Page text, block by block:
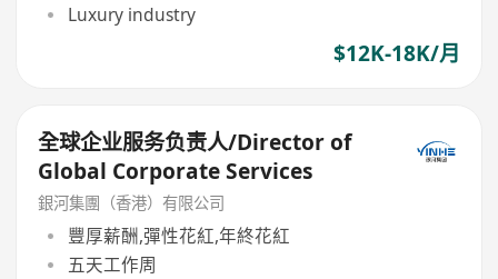
Luxury industry
$12K-18K/月
全球企业服务负责人/Director of
Global Corporate Services
銀河集團（香港）有限公司
豐厚薪酬,彈性花紅,年終花紅
五天工作周